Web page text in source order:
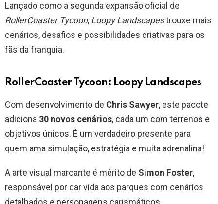
Lançado como a segunda expansão oficial de
RollerCoaster Tycoon, Loopy Landscapestrouxe mais
cenários, desafios e possibilidades criativas para os
fãs da franquia.
RollerCoaster Tycoon: Loopy Landscapes
Com desenvolvimento de Chris Sawyer, este pacote
adiciona 30 novos cenários, cada um com terrenos e
objetivos únicos. É um verdadeiro presente para
quem ama simulação, estratégia e muita adrenalina!
A arte visual marcante é mérito de Simon Foster,
responsável por dar vida aos parques com cenários
detalhados e personagens carismáticos.